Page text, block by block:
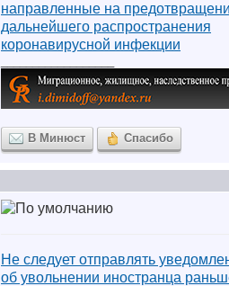
направленные на
дальнейшего распространения
коронавирусной инфекции
В Минюст Спасибо
Не следует отправлять
об увольнении иностранца